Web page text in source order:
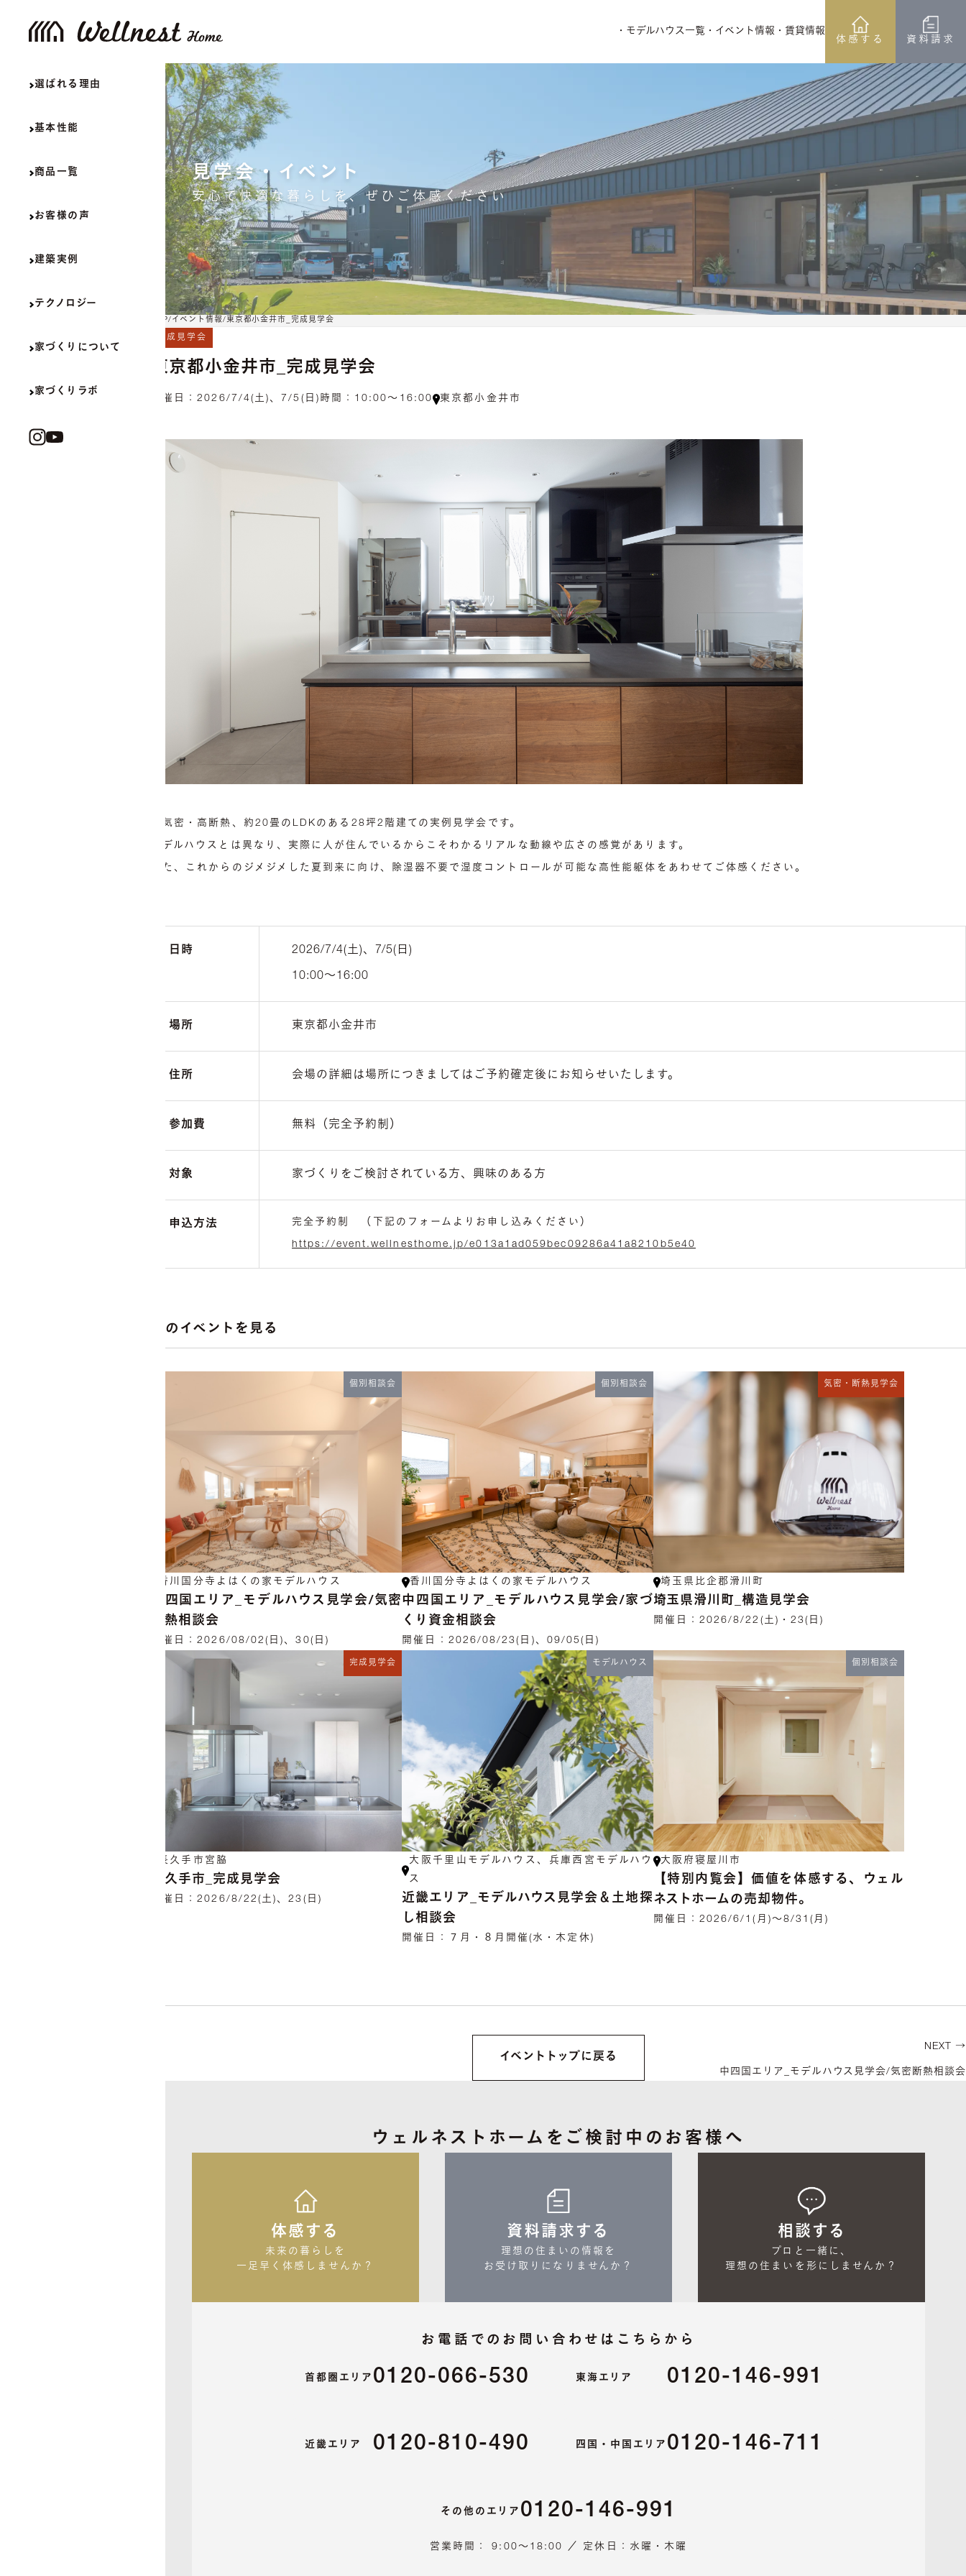
・モデルハウス一覧 ・イベント情報 ・賃貸情報
体感する
資料請求
選ばれる理由
基本性能
商品一覧
お客様の声
建築実例
テクノロジー
家づくりについて
家づくりラボ
見学会・イベント
安心で快適な暮らしを、ぜひご体感ください
TOP イベント情報 東京都小金井市_完成見学会
完成見学会
東京都小金井市_完成見学会
開催日：2026/7/4(土)、7/5(日) 時間： 10:00〜16:00 東京都小金井市
高気密・高断熱、約20畳のLDKのある28坪2階建ての実例見学会です。
モデルハウスとは異なり、実際に人が住んでいるからこそわかるリアルな動線や広さの感覚があります。
また、これからのジメジメした夏到来に向け、除湿器不要で湿度コントロールが可能な高性能躯体をあわせてご体感ください。
日時 2026/7/4(土)、7/5(日)
10:00〜16:00
場所 東京都小金井市
住所 会場の詳細は場所につきましてはご予約確定後にお知らせいたします。
参加費 無料（完全予約制）
対象 家づくりをご検討されている方、興味のある方
申込方法 完全予約制 （下記のフォームよりお申し込みください）
https://event.wellnesthome.jp/e013a1ad059bec09286a41a8210b5e40
他のイベントを見る
個別相談会
香川国分寺よはくの家モデルハウス
中四国エリア_モデルハウス見学会/気密
断熱相談会
開催日：2026/08/02(日)、30(日)
個別相談会
香川国分寺よはくの家モデルハウス
中四国エリア_モデルハウス見学会/家づ
くり資金相談会
開催日： 2026/08/23(日)、09/05(日)
気密・断熱見学会
埼玉県比企郡滑川町
埼玉県滑川町_構造見学会
開催日： 2026/8/22(土)・23(日)
完成見学会
長久手市宮脇
長久手市_完成見学会
開催日：2026/8/22(土)、23(日)
モデルハウス
大阪千里山モデルハウス、兵庫西宮モデルハウ
ス
近畿エリア_モデルハウス見学会＆土地探
し相談会
開催日： ７月・８月開催(水・木定休)
個別相談会
大阪府寝屋川市
【特別内覧会】価値を体感する、ウェル
ネストホームの売却物件。
開催日： 2026/6/1(月)～8/31(月)
イベントトップに戻る
NEXT →
中四国エリア_モデルハウス見学会/気密断熱相談会
ウェルネストホームを ご検討中のお客様へ
体感する
未来の暮らしを
一足早く体感しませんか？
資料請求する
理想の住まいの情報を
お受け取りになりませんか？
相談する
プロと一緒に、
理想の住まいを形にしませんか？
お電話での お問い合わせはこちらから
首都圏エリア 0120-066-530 東海エリア 0120-146-991
近畿エリア 0120-810-490 四国・中国エリア 0120-146-711
その他のエリア 0120-146-991
営業時間： 9:00～18:00 ／ 定休日：水曜・木曜